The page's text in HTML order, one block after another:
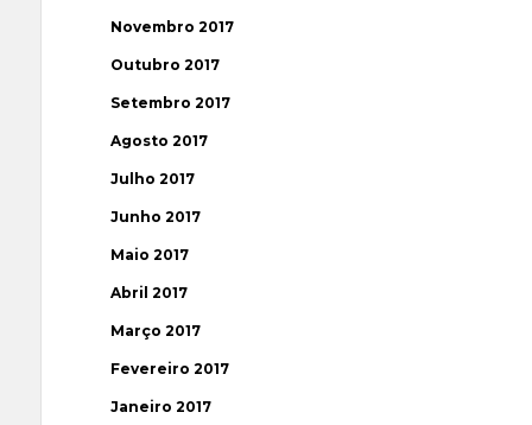
Novembro 2017
Outubro 2017
Setembro 2017
Agosto 2017
Julho 2017
Junho 2017
Maio 2017
Abril 2017
Março 2017
Fevereiro 2017
Janeiro 2017